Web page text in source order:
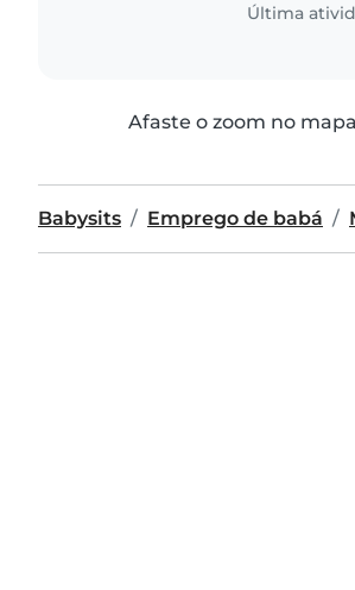
Última
Afaste o zoom no
Babysits Emprego de babá